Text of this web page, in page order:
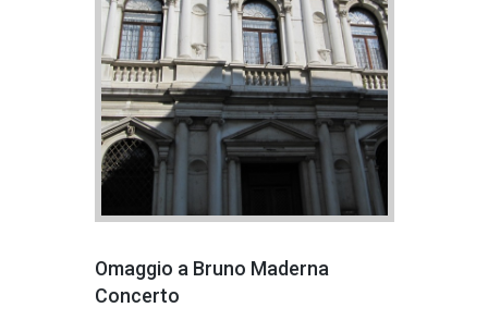
Omaggio a Bruno Maderna
Concerto